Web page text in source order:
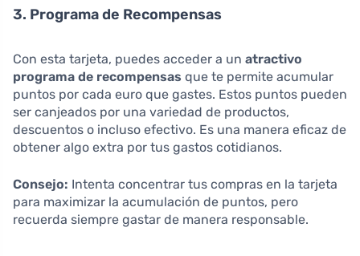
3. Programa de Recompensas
Con esta tarjeta, puedes acceder a un atractivo
programa de recompensas que te permite acumular
puntos por cada euro que gastes. Estos puntos pueden
ser canjeados por una variedad de productos,
descuentos o incluso efectivo. Es una manera eficaz de
obtener algo extra por tus gastos cotidianos.
Consejo: Intenta concentrar tus compras en la tarjeta
para maximizar la acumulación de puntos, pero
recuerda siempre gastar de manera responsable.